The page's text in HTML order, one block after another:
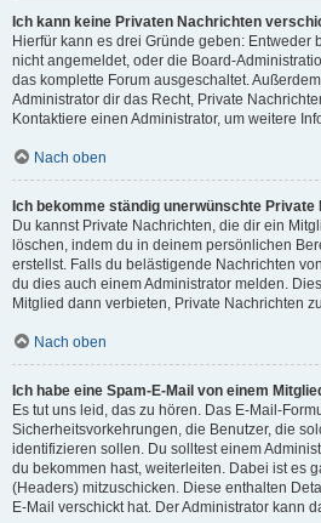
Ich kann keine Privaten Nachrichten
Hierfür kann es drei Gründe geben: Entweder
nicht angemeldet, oder die Board-
das komplette Forum ausgeschaltet.
Administrator dir das Recht, Private
Kontaktiere einen Administrator, um weitere
Nach oben
Ich bekomme ständig unerwünschte Private
Du kannst Private Nachrichten, die dir ein
löschen, indem du in deinem persönlichen
erstellst. Falls du belästigende Nachrichten
du dies auch einem Administrator melden.
Mitglied dann verbieten, Private Nachrichten
Nach oben
Ich habe eine Spam-E-Mail von einem
Es tut uns leid, das zu hören. Das E-Mail-
Sicherheitsvorkehrungen, die Benutzer, die
identifizieren sollen. Du solltest einem
du bekommen hast, weiterleiten. Dabei ist es
(Headers) mitzuschicken. Diese enthalten
E-Mail verschickt hat. Der Administrator kann